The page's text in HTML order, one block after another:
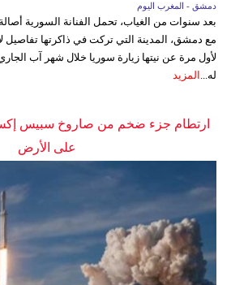
دمشق - المغرب اليوم
بعد سنوات من الغياب، تحمل الفنانة السورية
مع دمشق، المدينة التي تركت في ذاكرتها
لأول مرة عن نيتها زيارة سوريا خلال شهر آب
له... المزيد
ارتطام جزء ضخم من صاروخ سبيس
على الأرض